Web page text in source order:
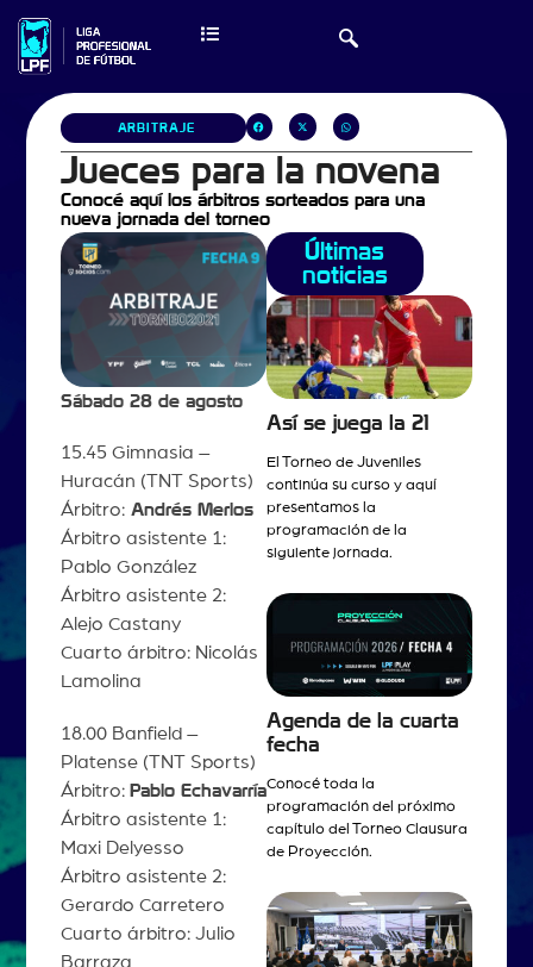
ARBITRAJE
Jueces para la novena
Conocé aquí los árbitros sorteados para una
nueva jornada del torneo
Sábado 28 de agosto
15.45 Gimnasia –
Huracán (TNT Sports)
Árbitro:Andrés Merlos
Árbitro asistente 1:
Pablo González
Árbitro asistente 2:
Alejo Castany
Cuarto árbitro: Nicolás
Lamolina
18.00 Banfield –
Platense (TNT Sports)
Árbitro: Pablo Echavarría
Árbitro asistente 1:
Maxi Delyesso
Árbitro asistente 2:
Gerardo Carretero
Cuarto árbitro: Julio
Barraza
Últimas
noticias
Así se juega la 21
El Torneo de Juveniles
continúa su curso y aquí
presentamos la
programación de la
siguiente jornada.
Agenda de la cuarta
fecha
Conocé toda la
programación del próximo
capítulo del Torneo Clausura
de Proyección.